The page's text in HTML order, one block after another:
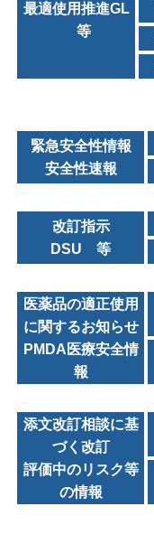
最適使用推進GL
等
緊急安全性情報
安全性速報
改訂指示
DSU 等
医薬品の適正使用
に関するお知らせ
PMDA医療安全情
報
添文改訂相談に基
づく改訂
評価中のリスク等
の情報